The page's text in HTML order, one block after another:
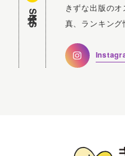
公式SNS
きずな出版の
真、ランキング